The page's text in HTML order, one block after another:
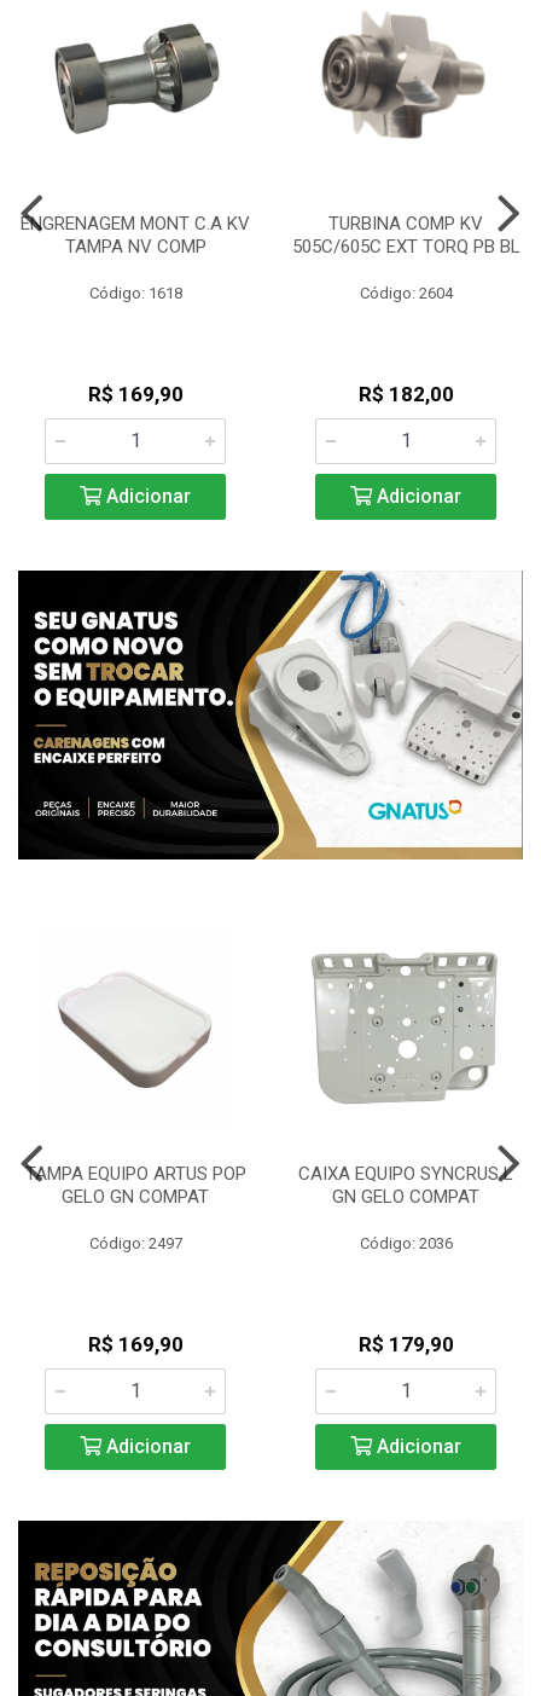
ENGRENAGEM MONT C.A KV
TAMPA NV COMP
Código: 1618
R$ 169,90
Adicionar
TURBINA COMP KV
505C/605C EXT TORQ PB BL
Código: 2604
R$ 182,00
Adicionar
TAMPA EQUIPO ARTUS POP
GELO GN COMPAT
Código: 2497
R$ 169,90
Adicionar
CAIXA EQUIPO SYNCRUS L
GN GELO COMPAT
Código: 2036
R$ 179,90
Adicionar